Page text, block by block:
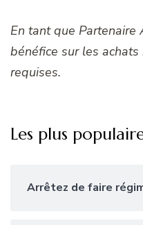
En tant que Partenaire
bénéfice sur les
requises.
Les plus
Arrêtez de faire